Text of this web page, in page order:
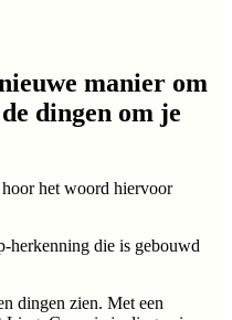
manier om
dingen om je
het woord hiervoor
herkenning die is gebouwd
dingen zien. Met een